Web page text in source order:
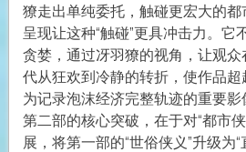
獠走出单纯委托，触碰更宏大的
呈现让这种“触碰”更具冲击力。它
贪婪，通过冴羽獠的视角，让观
代从狂欢到冷静的转折，使作品
为记录泡沫经济完整轨迹的重要影
第二部的核心突破，在于对“都市
展，将第一部的“世俗侠义”升级为